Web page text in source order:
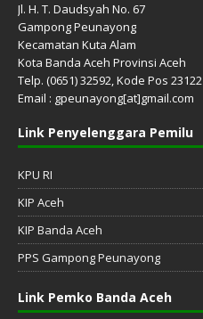
Jl. H. T. Daudsyah No. 67
Gampong Peunayong
Kecamatan Kuta Alam
Kota Banda Aceh Provinsi Aceh
Telp. (0651) 32592, Kode Pos 23122
Email : gpeunayong[at]gmail.com
Link Penyelenggara Pemilu
KPU RI
KIP Aceh
KIP Banda Aceh
PPS Gampong Peunayong
Link Pemko Banda Aceh